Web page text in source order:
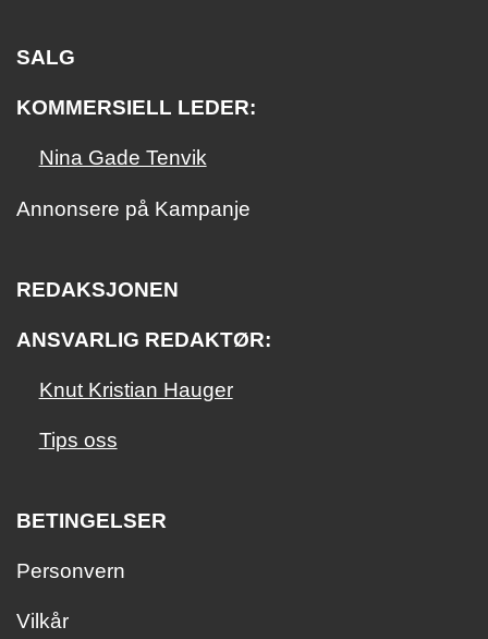
SALG
KOMMERSIELL LEDER:
Nina Gade Tenvik
Annonsere på Kampanje
REDAKSJONEN
ANSVARLIG REDAKTØR:
Knut Kristian Hauger
Tips oss
BETINGELSER
Personvern
Vilkår